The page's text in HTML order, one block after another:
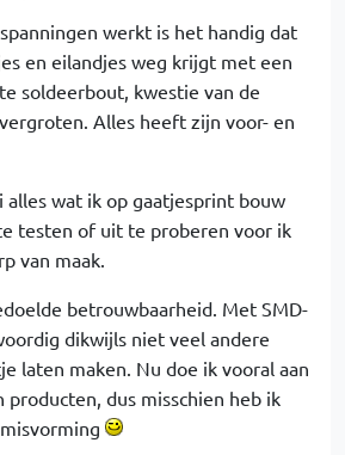
werkt is het handig dat
en eilandjes weg krijgt met een
soldeerbout, kwestie van de
Alles heeft zijn voor- en
alles wat ik op gaatjesprint bouw
testen of uit te proberen voor ik
van maak.
betrouwbaarheid. Met SMD-
dikwijls niet veel andere
laten maken. Nu doe ik vooral aan
dus misschien heb ik